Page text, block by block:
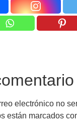
electrónico no
están marcados